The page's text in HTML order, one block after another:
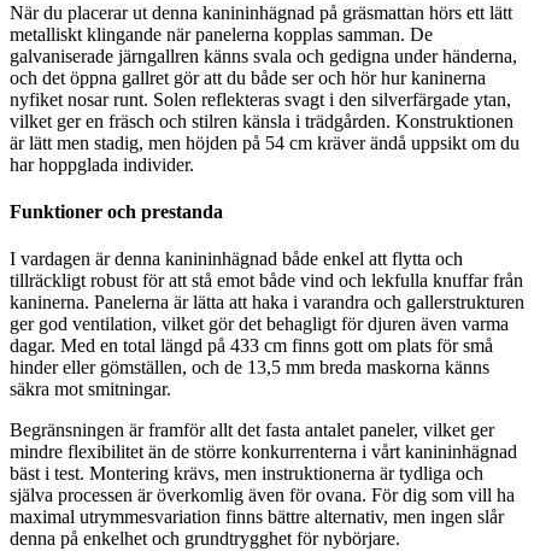
När du placerar ut denna kanininhägnad på gräsmattan hörs ett lätt
metalliskt klingande när panelerna kopplas samman. De
galvaniserade järngallren känns svala och gedigna under händerna,
och det öppna gallret gör att du både ser och hör hur kaninerna
nyfiket nosar runt. Solen reflekteras svagt i den silverfärgade ytan,
vilket ger en fräsch och stilren känsla i trädgården. Konstruktionen
är lätt men stadig, men höjden på 54 cm kräver ändå uppsikt om du
har hoppglada individer.
Funktioner och prestanda
I vardagen är denna kanininhägnad både enkel att flytta och
tillräckligt robust för att stå emot både vind och lekfulla knuffar från
kaninerna. Panelerna är lätta att haka i varandra och gallerstrukturen
ger god ventilation, vilket gör det behagligt för djuren även varma
dagar. Med en total längd på 433 cm finns gott om plats för små
hinder eller gömställen, och de 13,5 mm breda maskorna känns
säkra mot smitningar.
Begränsningen är framför allt det fasta antalet paneler, vilket ger
mindre flexibilitet än de större konkurrenterna i vårt kanininhägnad
bäst i test. Montering krävs, men instruktionerna är tydliga och
själva processen är överkomlig även för ovana. För dig som vill ha
maximal utrymmesvariation finns bättre alternativ, men ingen slår
denna på enkelhet och grundtrygghet för nybörjare.